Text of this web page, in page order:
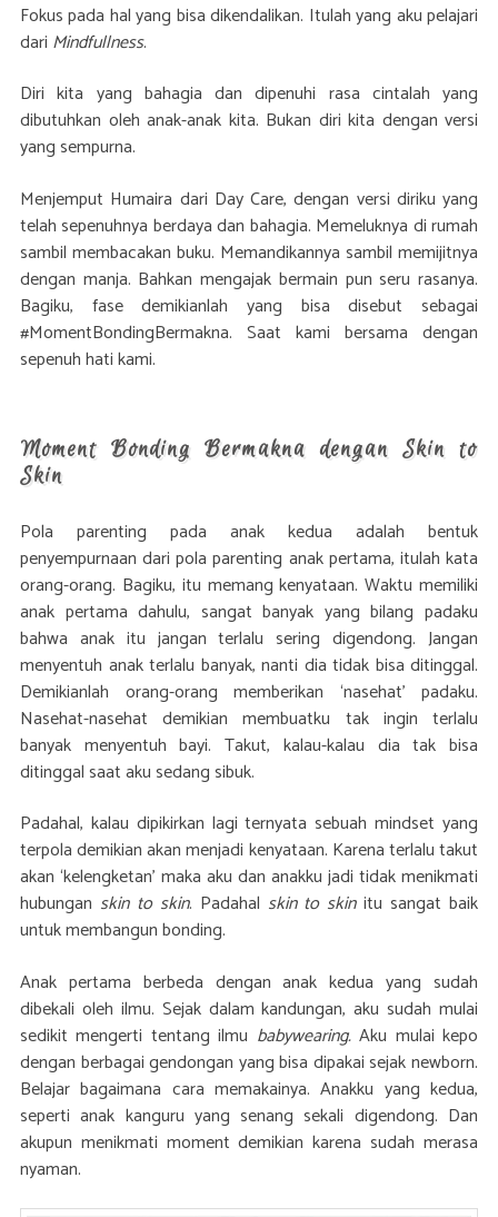
Fokus pada hal yang bisa dikendalikan. Itulah yang aku pelajari
dari Mindfullness.
Diri kita yang bahagia dan dipenuhi rasa cintalah yang
dibutuhkan oleh anak-anak kita. Bukan diri kita dengan versi
yang sempurna.
Menjemput Humaira dari Day Care, dengan versi diriku yang
telah sepenuhnya berdaya dan bahagia. Memeluknya di rumah
sambil membacakan buku. Memandikannya sambil memijitnya
dengan manja. Bahkan mengajak bermain pun seru rasanya.
Bagiku, fase demikianlah yang bisa disebut sebagai
#MomentBondingBermakna. Saat kami bersama dengan
sepenuh hati kami.
Moment Bonding Bermakna dengan Skin to
Skin
Pola parenting pada anak kedua adalah bentuk
penyempurnaan dari pola parenting anak pertama, itulah kata
orang-orang. Bagiku, itu memang kenyataan. Waktu memiliki
anak pertama dahulu, sangat banyak yang bilang padaku
bahwa anak itu jangan terlalu sering digendong. Jangan
menyentuh anak terlalu banyak, nanti dia tidak bisa ditinggal.
Demikianlah orang-orang memberikan ‘nasehat’ padaku.
Nasehat-nasehat demikian membuatku tak ingin terlalu
banyak menyentuh bayi. Takut, kalau-kalau dia tak bisa
ditinggal saat aku sedang sibuk.
Padahal, kalau dipikirkan lagi ternyata sebuah mindset yang
terpola demikian akan menjadi kenyataan. Karena terlalu takut
akan ‘kelengketan’ maka aku dan anakku jadi tidak menikmati
hubungan skin to skin. Padahal skin to skinitu sangat baik
untuk membangun bonding.
Anak pertama berbeda dengan anak kedua yang sudah
dibekali oleh ilmu. Sejak dalam kandungan, aku sudah mulai
sedikit mengerti tentang ilmu babywearing.Aku mulai kepo
dengan berbagai gendongan yang bisa dipakai sejak newborn.
Belajar bagaimana cara memakainya. Anakku yang kedua,
seperti anak kanguru yang senang sekali digendong. Dan
akupun menikmati moment demikian karena sudah merasa
nyaman.